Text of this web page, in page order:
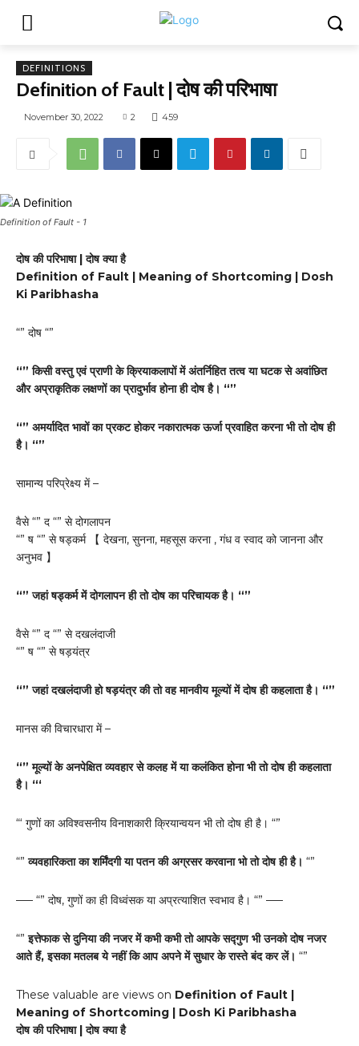
DEFINITIONS
Definition of Fault | दोष की परिभाषा
November 30, 2022 2 459
Definition of Fault - 1
दोष की परिभाषा | दोष क्या है
Definition of Fault | Meaning of Shortcoming | Dosh
Ki Paribhasha
“” दोष “”
“” किसी वस्तु एवं प्राणी के क्रियाकलापों में अंतर्निहित तत्व या घटक से अवांछित
और अप्राकृतिक लक्षणों का प्रादुर्भाव होना ही दोष है। “”
“” अमर्यादित भावों का प्रकट होकर नकारात्मक ऊर्जा प्रवाहित करना भी तो दोष ही
है। “”
सामान्य परिप्रेक्ष्य में –
वैसे “” द “” से दोगलापन
“” ष “” से षड्कर्म 【 देखना, सुनना, महसूस करना , गंध व स्वाद को जानना और
अनुभव 】
“” जहां षड्कर्म में दोगलापन ही तो दोष का परिचायक है। “”
वैसे “” द “” से दखलंदाजी
“” ष “” से षड़यंत्र
“” जहां दखलंदाजी हो षड़यंत्र की तो वह मानवीय मूल्यों में दोष ही कहलाता है। “”
मानस की विचारधारा में –
“” मूल्यों के अनपेक्षित व्यवहार से कलह में या कलंकित होना भी तो दोष ही कहलाता
है। “‘
“‘ गुणों का अविश्वसनीय विनाशकारी क्रियान्वयन भी तो दोष ही है। “”
“”व्यवहारिकता का शर्मिंदगी या पतन की अग्रसर करवाना भो तो दोष ही है। “”
—– “” दोष, गुणों का ही विध्वंसक या अप्रत्याशित स्वभाव है। “” —–
“”इत्तेफाक से दुनिया की नजर में कभी कभी तो आपके सद्गुण भी उनको दोष नजर
आते हैं, इसका मतलब ये नहीं कि आप अपने में सुधार के रास्ते बंद कर लें। “”
These valuable are views on Definition of Fault |
Meaning of Shortcoming | Dosh Ki Paribhasha
दोष की परिभाषा | दोष क्या है